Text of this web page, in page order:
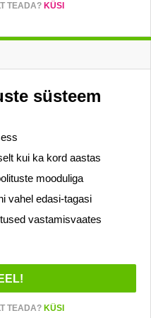
TEADA? KÜSI
süsteem
kui ka kord aastas
mooduliga
vahel edasi-tagasi
vastamisvaates
TEADA? KÜSI